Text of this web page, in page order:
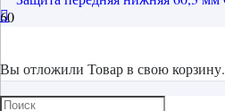
Вы отложили Товарв свою корзину.